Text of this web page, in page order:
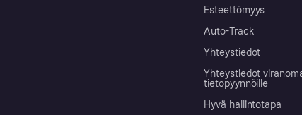
Esteettömyys
Auto-Track
Yhteystiedot
Yhteystiedot
tietopyynnöille
Hyvä hallintotapa